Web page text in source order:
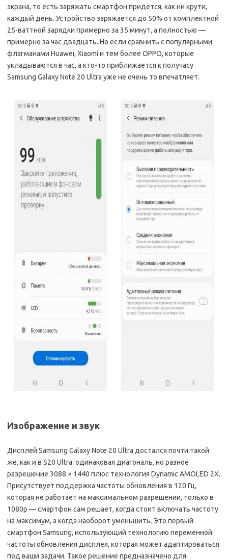
экрана, то есть заряжать смартфон придется, как ни крути,
каждый день. Устройство заряжается до 50% от комплектной
25-ваттной зарядки примерно за 35 минут, а полностью —
примерно за час двадцать. Но если сравнить с популярными
флагманами Huawei, Xiaomi и тем более OPPO, которые
укладываются в час, а кто-то приближается к получасу
Samsung Galaxy Note 20 Ultra уже не очень то впечатляет.
Изображение и звук
Дисплей Samsung Galaxy Note 20 Ultra достался почти такой
же, как и в S20 Ultra: одинаковая диагональ, но разное
разрешение 3088 × 1440 плюс технология Dynamic AMOLED 2X.
Присутствует поддержка частоты обновления в 120 Гц,
которая не работает на максимальном разрешении, только в
1080p — смартфон сам решает, когда стоит включать частоту
на максимум, а когда наоборот уменьшить. Это первый
смартфон Samsung, использующий технологию переменной
частоты обновления дисплея, которая может адаптироваться
под ваши задачи. Такое решение предназначено для